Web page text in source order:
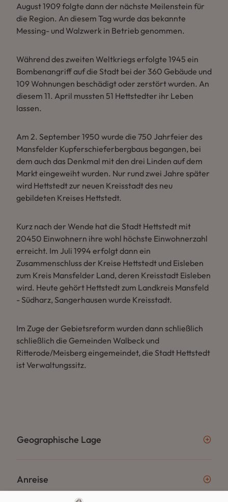
August 1909 folgte dann der nächste Meilenstein für
die Region. An diesem Tag wurde das bekannte
Messing- und Walzwerk in Betrieb genommen.
Während des zweiten Weltkriegs erfolgte 1945 ein
Bombenangriff auf die Stadt bei der 360 Gebäude und
109 Wohnungen beschädigt oder zerstört wurden. An
diesem 11. April mussten 51 Hettstedter ihr Leben
lassen.
Am 2. September 1950 wurde die 750 Jahrfeier des
Mansfelder Kupferschieferbergbaus begangen, bei
dem auch das Denkmal mit den drei Linden auf dem
Markt eingeweiht wurden. Nur rund zwei Jahre später
wird Hettstedt zur neuen Kreisstadt des neu
gebildeten Kreises Hettstedt.
Kurz nach der Wende hat die Stadt Hettstedt mit
20450 Einwohnern ihre wohl höchste Einwohnerzahl
erreicht. Im Juli 1994 erfolgt dann ein
Zusammenschluss der Kreise Hettstedt und Eisleben
zum Kreis Mansfelder Land, deren Kreisstadt Eisleben
wird. Heute gehört Hettstedt zum Landkreis Mansfeld
- Südharz, Sangerhausen wurde Kreisstadt.
Im Zuge der Gebietsreform wurden dann schließlich
schließlich die Gemeinden Walbeck und
Ritterode/Meisberg eingemeindet, die Stadt Hettstedt
ist Verwaltungssitz.
Geographische Lage
Anreise